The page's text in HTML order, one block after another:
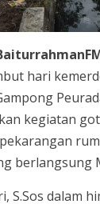
hari
kegiatan
berlangsung
S.Sos dalam